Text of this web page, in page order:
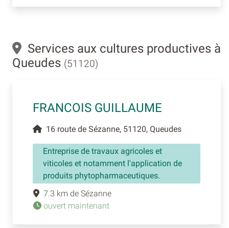
Services aux cultures productives à
Queudes (51120)
FRANCOIS GUILLAUME
16 route de Sézanne, 51120, Queudes
Entreprise de travaux agricoles et
viticoles et notamment l'application de
produits phytopharmaceutiques.
7.3 km de Sézanne
ouvert maintenant